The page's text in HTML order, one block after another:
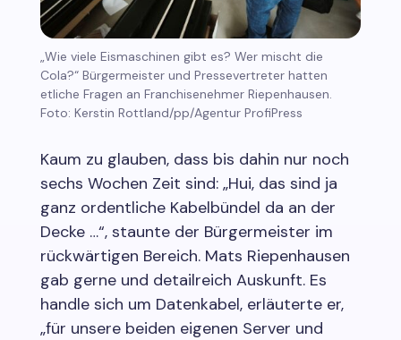
„Wie viele Eismaschinen gibt es? Wer mischt die
Cola?“ Bürgermeister und Pressevertreter hatten
etliche Fragen an Franchisenehmer Riepenhausen.
Foto: Kerstin Rottland/pp/Agentur ProfiPress
Kaum zu glauben, dass bis dahin nur noch
sechs Wochen Zeit sind: „Hui, das sind ja
ganz ordentliche Kabelbündel da an der
Decke …“, staunte der Bürgermeister im
rückwärtigen Bereich. Mats Riepenhausen
gab gerne und detailreich Auskunft. Es
handle sich um Datenkabel, erläuterte er,
„für unsere beiden eigenen Server und